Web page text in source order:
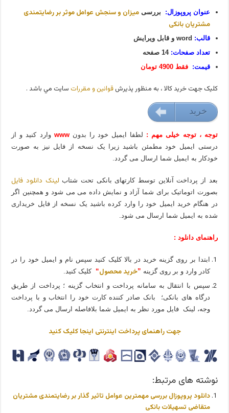
عنوان پروپوزال: بررسیمیزان و سنجش عوامل موثر بر رضایتمندی
مشتریان بانکی
قالب:
تعداد صفحات: 14 صفحه
قیمت:فقط 4900 تومان
کليک جهت خريد کالا ، به منظور پذيرشقوانين و مقررات سايت مي باشد .
49000 تومان خريد
توجه ، توجه خیلی مهم : لطفا ایمیل خود را بدون www وارد کنید و از
درستی ایمیل خود مطمئن باشید زیرا یک نسخه از فایل نیز به صورت
خودکار به ایمیل شما ارسال می گردد.
بعد از پرداخت آنلاین توسط کارتهای بانکی تحت شتاب لینک دانلود فایل
بصورت اتوماتیک برای شما آزاد و نمایش داده می می شود و همچنین اگر
در هنگام خرید ایمیل خود را وارد کرده باشید یک نسخه از فایل خریداری
شده به ایمیل شما ارسال می شود.
راهنمای دانلود :
ابتدا بر روی گزینه خرید در بالا کلیک کنید سپس نام و ایمیل خود را در
کادر وارد و بر روی گزینه ”خرید محصول“
کلیک کنید.
سپس با انتقال به سامانه پرداخت و انتخاب گزینه ؛ پرداخت از طریق
درگاه های بانکی؛ بانک صادر کننده کارت خود را انتخاب و با پرداخت
وجه، لینک فایل مورد نظر به ایمیل شما بلافاصله ارسال می گردد.
جهت راهنمای پرداخت اینترنتی اینجا کلیک کنید
نوشته های مرتبط:
دانلود پروپوزال بررسی مهمترین عوامل تاثیر گذار بر رضایتمندی مشتریان
متقاضی تسهیلات بانکی